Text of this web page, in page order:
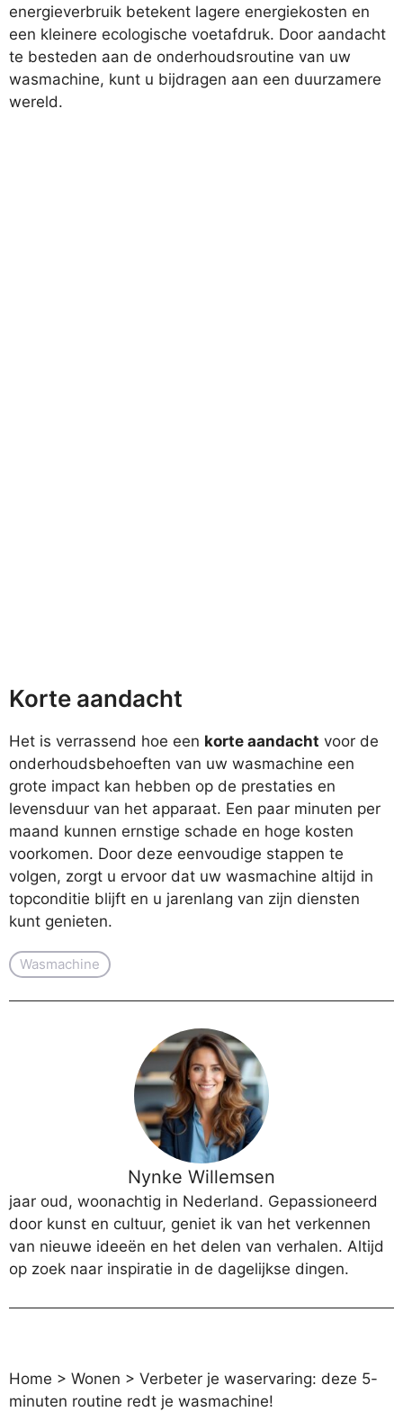
energieverbruik betekent lagere energiekosten en
een kleinere ecologische voetafdruk. Door aandacht
te besteden aan de onderhoudsroutine van uw
wasmachine, kunt u bijdragen aan een duurzamere
wereld.
Korte aandacht
Het is verrassend hoe een korte aandacht voor de
onderhoudsbehoeften van uw wasmachine een
grote impact kan hebben op de prestaties en
levensduur van het apparaat. Een paar minuten per
maand kunnen ernstige schade en hoge kosten
voorkomen. Door deze eenvoudige stappen te
volgen, zorgt u ervoor dat uw wasmachine altijd in
topconditie blijft en u jarenlang van zijn diensten
kunt genieten.
Wasmachine
Nynke Willemsen
jaar oud, woonachtig in Nederland. Gepassioneerd
door kunst en cultuur, geniet ik van het verkennen
van nieuwe ideeën en het delen van verhalen. Altijd
op zoek naar inspiratie in de dagelijkse dingen.
Home > Wonen > Verbeter je waservaring: deze 5-
minuten routine redt je wasmachine!